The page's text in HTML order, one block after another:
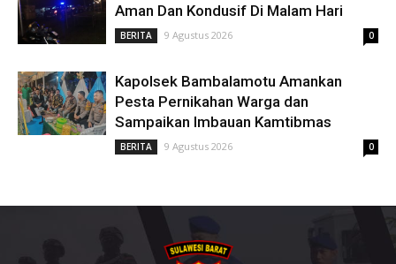
Aman Dan Kondusif Di Malam Hari
BERITA 9 Agustus 2026 0
Kapolsek Bambalamotu Amankan
Pesta Pernikahan Warga dan
Sampaikan Imbauan Kamtibmas
BERITA 9 Agustus 2026 0